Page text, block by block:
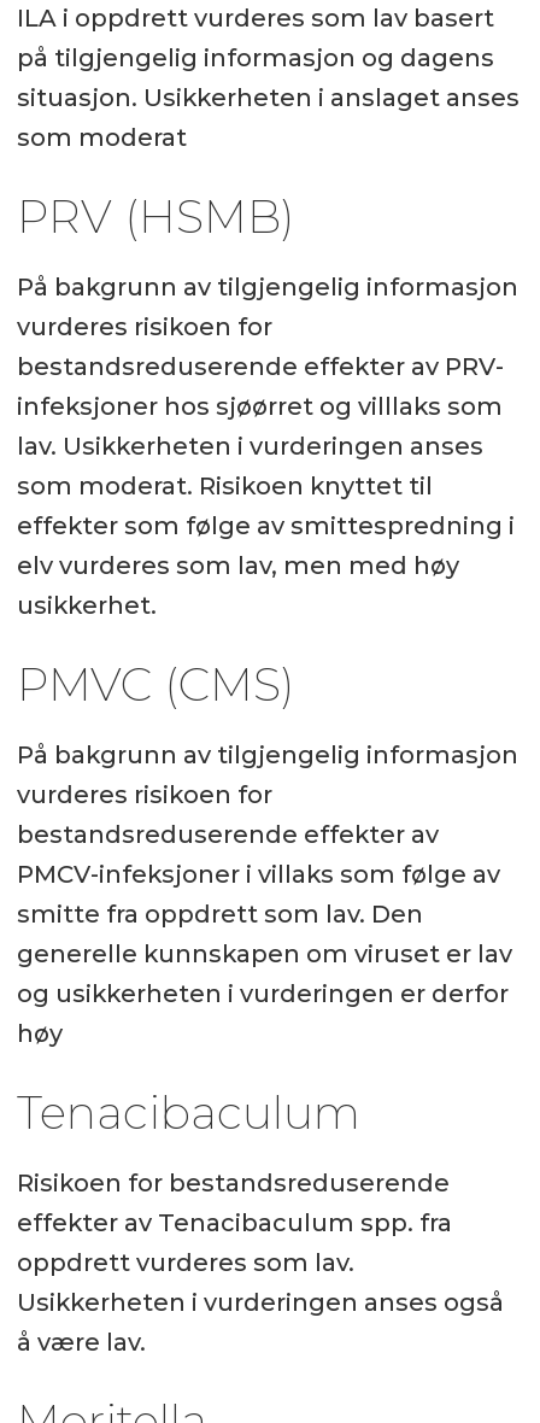
ILA i oppdrett vurderes som lav basert
på tilgjengelig informasjon og dagens
situasjon. Usikkerheten i anslaget anses
som moderat
PRV (HSMB)
På bakgrunn av tilgjengelig informasjon
vurderes risikoen for
bestandsreduserende effekter av PRV-
infeksjoner hos sjøørret og villlaks som
lav. Usikkerheten i vurderingen anses
som moderat. Risikoen knyttet til
effekter som følge av smittespredning i
elv vurderes som lav, men med høy
usikkerhet.
PMVC (CMS)
På bakgrunn av tilgjengelig informasjon
vurderes risikoen for
bestandsreduserende effekter av
PMCV-infeksjoner i villaks som følge av
smitte fra oppdrett som lav. Den
generelle kunnskapen om viruset er lav
og usikkerheten i vurderingen er derfor
høy
Tenacibaculum
Risikoen for bestandsreduserende
effekter av Tenacibaculum spp. fra
oppdrett vurderes som lav.
Usikkerheten i vurderingen anses også
å være lav.